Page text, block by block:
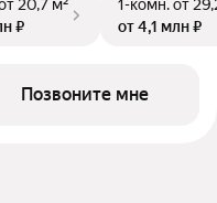
20,7 м²
₽
1-комн.от
от 4,1 млн ₽
Позвоните мне